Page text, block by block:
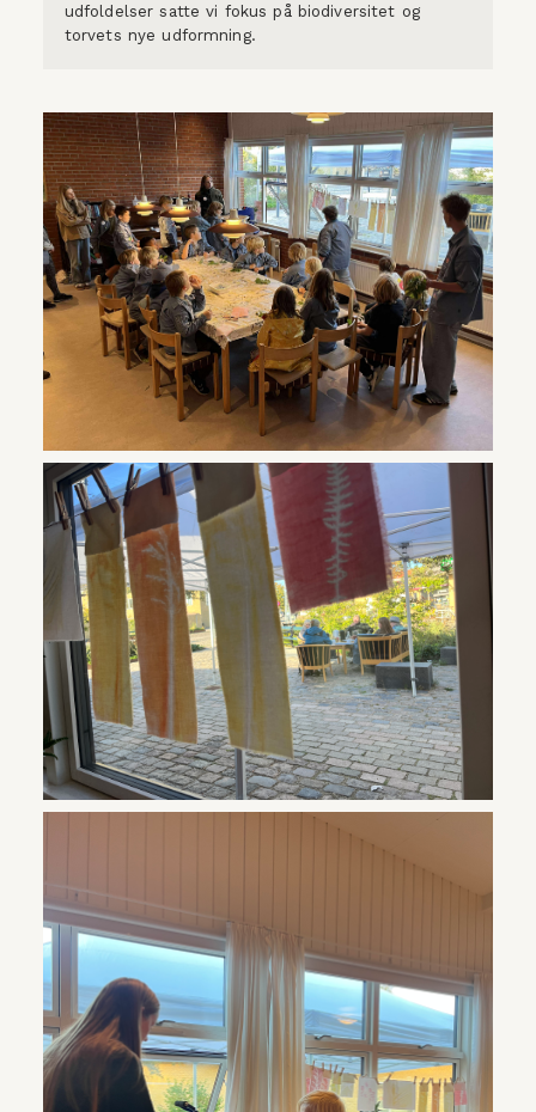
udfoldelser satte vi fokus på biodiversitet og
torvets nye udformning.